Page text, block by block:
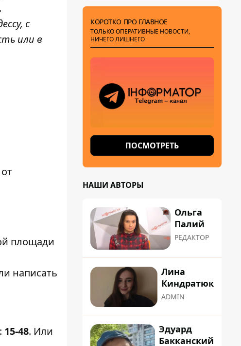
с
или в
площади
написать
15-48. Или
КОРОТКО ПРО ГЛАВНОЕ
ТОЛЬКО ОПЕРАТИВНЫЕ НОВОСТИ,
НИЧЕГО ЛИШНЕГО
ПОСМОТРЕТЬ
НАШИ АВТОРЫ
Ольга
Палий
РЕДАКТОР
Лина
Киндратюк
ADMIN
Эдуард
Бакканский